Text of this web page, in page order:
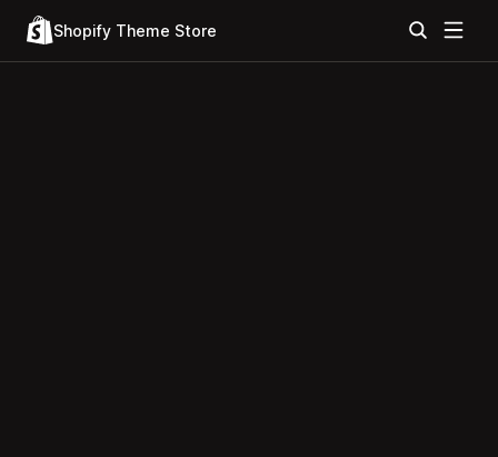
Shopify Theme Store